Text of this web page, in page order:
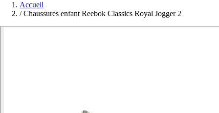
Accueil
/ Chaussures enfant Reebok Classics Royal Jogger 2